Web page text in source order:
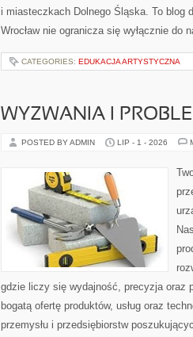
i miasteczkach Dolnego Śląska. To blog
Wrocław nie ogranicza się wyłącznie do
CATEGORIES: EDUKACJA ARTYSTYCZNA
WYZWANIA I
POSTED BY ADMIN LIP - 1 - 2026
gdzie liczy się wydajność, precyzja oraz
bogatą ofertę produktów, usług oraz
przemysłu i przedsiębiorstw